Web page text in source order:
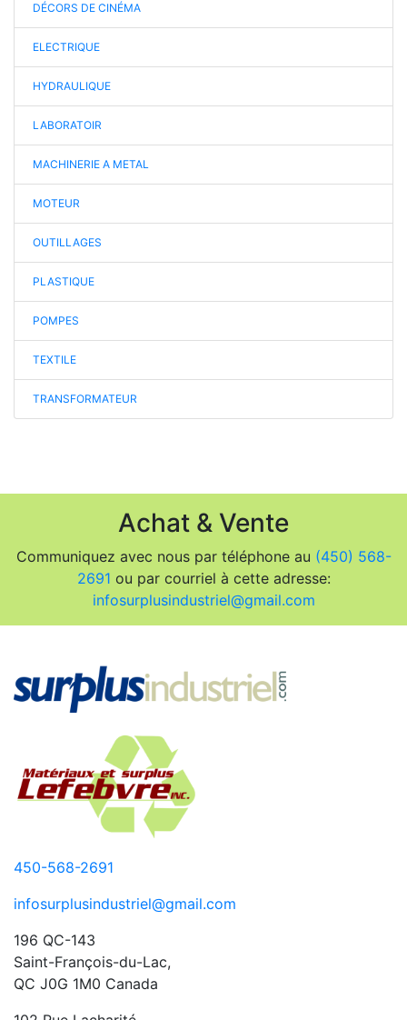
DÉCORS DE CINÉMA
ELECTRIQUE
HYDRAULIQUE
LABORATOIR
MACHINERIE A METAL
MOTEUR
OUTILLAGES
PLASTIQUE
POMPES
TEXTILE
TRANSFORMATEUR
Achat & Vente
Communiquez avec nous par téléphone au (450) 568-
2691 ou par courriel à cette adresse:
infosurplusindustriel@gmail.com
450-568-2691
infosurplusindustriel@gmail.com
196 QC-143
Saint-François-du-Lac,
QC J0G 1M0 Canada